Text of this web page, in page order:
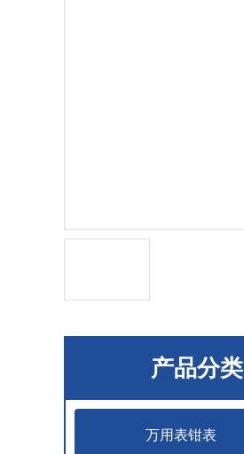
产品分类
万用表钳表